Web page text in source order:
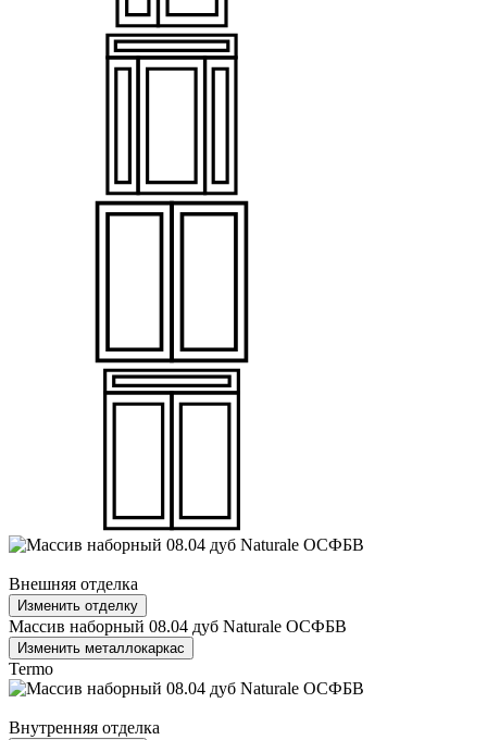
Внешняя отделка
Изменить отделку
Массив наборный 08.04 дуб Naturale ОСФБВ
Изменить металлокаркас
Termo
Внутренняя отделка